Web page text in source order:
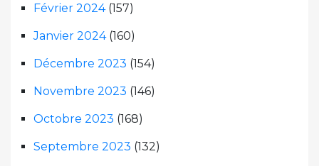
Février 2024(157)
Janvier 2024(160)
Décembre 2023 (154)
Novembre 2023 (146)
Octobre 2023 (168)
Septembre 2023 (132)